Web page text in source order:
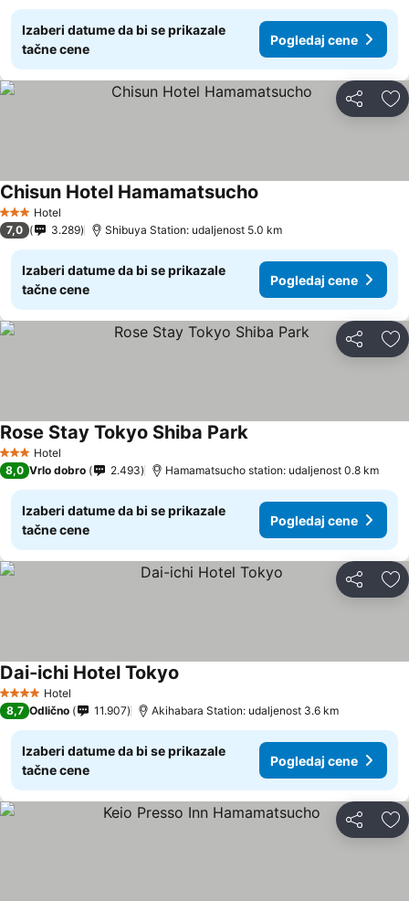
Izaberi datume da bi se prikazale
tačne cene
Pogledaj cene
Deli
3 Zvezdice
Hotel
Chisun Hotel Hamamatsucho
7,0 3.289 Shibuya Station: udaljenost 5.0 km
Izaberi datume da bi se prikazale
tačne cene
Pogledaj cene
Deli
3 Zvezdice
Hotel
Rose Stay Tokyo Shiba Park
8,0 Vrlo dobro 2.493 Hamamatsucho station: udaljenost 0.8 km
Izaberi datume da bi se prikazale
tačne cene
Pogledaj cene
Deli
4 ZvezdiceHotel
Dai-ichi Hotel Tokyo
8,7 Odlično 11.907 Akihabara Station: udaljenost 3.6 km
Izaberi datume da bi se prikazale
tačne cene
Pogledaj cene
Deli